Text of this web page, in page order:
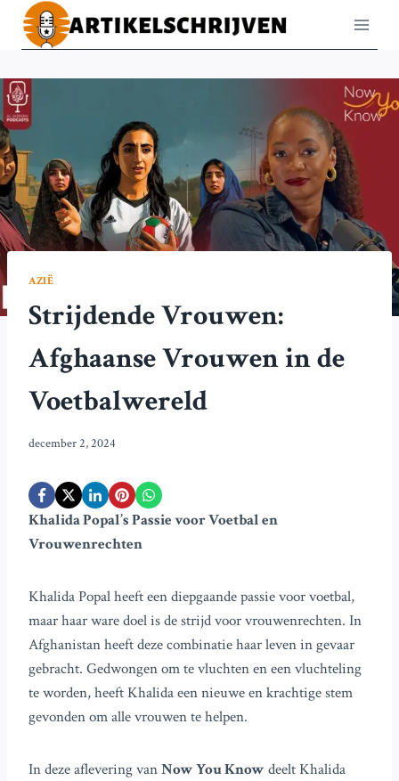
Doorgaan
naar
AZIË
Strijdende Vrouwen:
Afghaanse Vrouwen in de
Voetbalwereld
december 2, 2024
Khalida Popal’s Passie voor Voetbal en
Vrouwenrechten
Khalida Popal heeft een diepgaande passie voor voetbal,
maar haar ware doel is de strijd voor vrouwenrechten. In
Afghanistan heeft deze combinatie haar leven in gevaar
gebracht. Gedwongen om te vluchten en een vluchteling
te worden, heeft Khalida een nieuwe en krachtige stem
gevonden om alle vrouwen te helpen.
In deze aflevering vanNow You Know deelt Khalida